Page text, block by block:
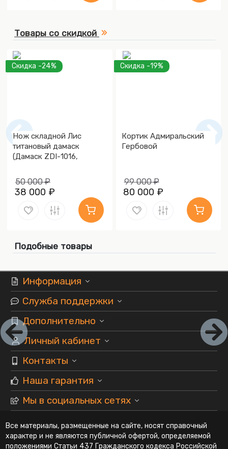
Товары со скидкой
Скидка -24%
Нож складной Лис
титановый дамаск
(Дамаск ZDI-1016,
50 000 ₽
38 000 ₽
Скидка -19%
Кортик Адмиральский
Гербовой
99 000 ₽
80 000 ₽
Подобные товары
Информация
Служба поддержки
Дополнительно
Личный кабинет
Контакты
Наша гарантия
Мы в социальных сетях
Все материалы, размещенные на сайте, носят справочный
характер и не являются публичной офертой, определяемой
положениями Статьи 437 Гражданского кодекса Российской